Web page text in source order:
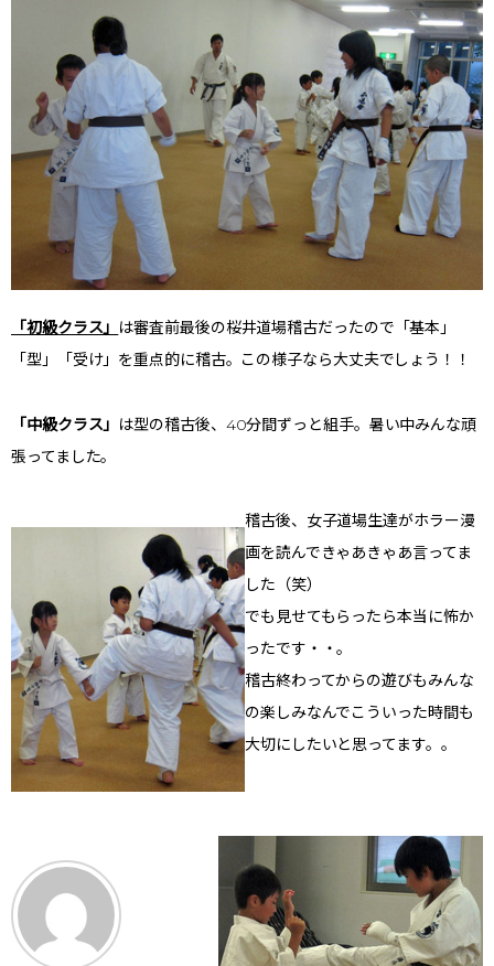
「初級クラス」 は審査前最後の桜井道場稽古だったので「基本」
「型」「受け」を重点的に稽古。この様子なら大丈夫でしょう！！
「中級クラス」 は型の稽古後、40分間ずっと組手。暑い中みんな頑
張ってました。
稽古後、女子道場生達がホラー漫
画を読んできゃあきゃあ言ってま
した（笑）
でも見せてもらったら本当に怖か
ったです・・。
稽古終わってからの遊びもみんな
の楽しみなんでこういった時間も
大切にしたいと思ってます。。